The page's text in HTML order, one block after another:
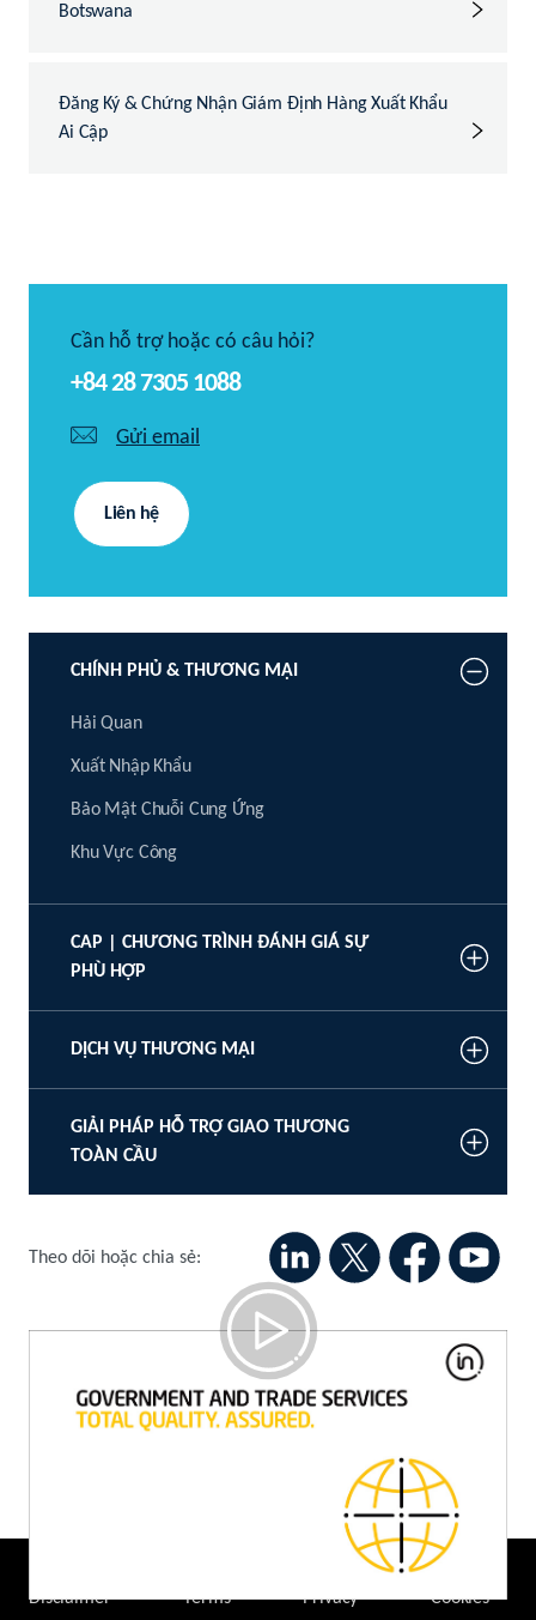
Botswana
Đăng Ký & Chứng Nhận Giám Định Hàng Xuất Khẩu
Ai Cập
Cần hỗ trợ hoặc có câu hỏi?
+84 28 7305 1088
Gửi email
Liên hệ
CHÍNH PHỦ & THƯƠNG MẠI
Hải Quan
Xuất Nhập Khẩu
Bảo Mật Chuỗi Cung Ứng
Khu Vực Công
CAP | CHƯƠNG TRÌNH ĐÁNH GIÁ SỰ
PHÙ HỢP
DỊCH VỤ THƯƠNG MẠI
GIẢI PHÁP HỖ TRỢ GIAO THƯƠNG
TOÀN CẦU
Theo dõi hoặc chia sẻ:
Dịch Vụ Của Chính Phủ Về Thương Mại
Dành Cho Nhà Xuất Nhập Khẩu
Disclaimer Terms Privacy Cookies